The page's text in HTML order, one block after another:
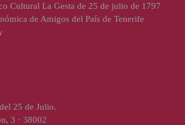
Cultural La Gesta de 25 de julio de 1797
de Amigos del País de Tenerife
25 de Julio.
3 · 38002